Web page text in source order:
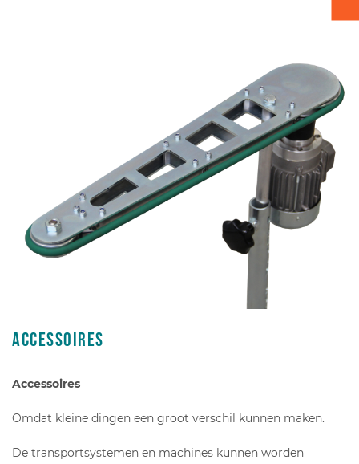
Accessoires
Accessoires
Omdat kleine dingen een groot verschil kunnen maken.
De transportsystemen en machines kunnen worden